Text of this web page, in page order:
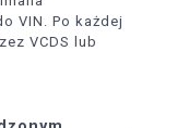
VIN. Po każdej
VCDS lub